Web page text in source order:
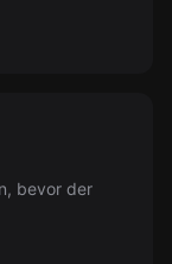
bevor der